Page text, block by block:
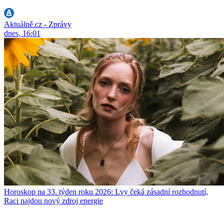
Aktuálně.cz - Zprávy
dnes, 16:01
Horoskop na 33. týden roku 2026: Lvy čeká zásadní rozhodnutí,
Raci najdou nový zdroj energie